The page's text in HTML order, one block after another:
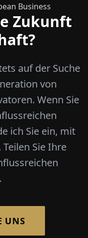
Business
Zukunft
auf der Suche
von
Wenn Sie
ich Sie ein, mit
Sie Ihre
UNS